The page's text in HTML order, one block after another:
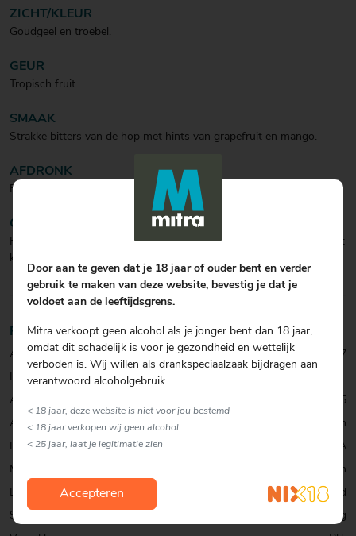
ZICHT/KLEUR
Goudgeel en troebel.
GEUR
Tropisch fruit.
SMAAK
Strakke bitters van de hop met hints van grapefruit en mango.
AFDRONK
Fruitig en vol met een klein zoetje.
CULINAIR
Heerlijk bij de BBQ en daarnaast lekker bij salades of gerechten met
kip.
Productinformatie
Artikelcode:
0001050597
Inhoud:
33 CL
Alcohol percentage:
4,5
Allergenen:
Gluten
Biersoort:
New England IPA
Merk:
Kompaan
Land:
Nederland
Smaak:
Fris & Fruitig
Door aan te geven dat je 18 jaar of ouder bent en verder
gebruik te maken van deze website, bevestig je dat je
voldoet aan de leeftijdsgrens.
Mitra verkoopt geen alcohol als je jonger bent dan 18 jaar,
omdat dit schadelijk is voor je gezondheid en wettelijk
verboden is. Wij willen als drankspeciaalzaak bijdragen aan
verantwoord alcoholgebruik.
< 18 jaar, deze website is niet voor jou bestemd
< 18 jaar verkopen wij geen alcohol
< 25 jaar, laat je legitimatie zien
Accepteren